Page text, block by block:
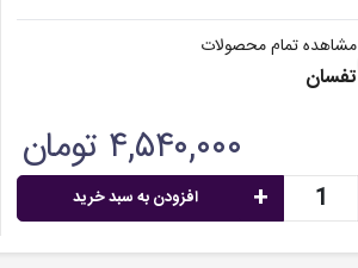
مشاهده تمام محصولات
تفسان
۴,۵۴۰,۰۰۰ تومان
+ افزودن به سبد خرید